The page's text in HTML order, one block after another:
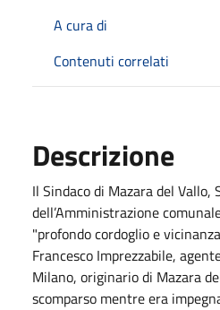
A cura di
Contenuti correlati
Descrizione
Il Sindaco di Mazara del
dell’Amministrazione
"profondo cordoglio e
Francesco Imprezzabile,
Milano, originario di Mazara
scomparso mentre era